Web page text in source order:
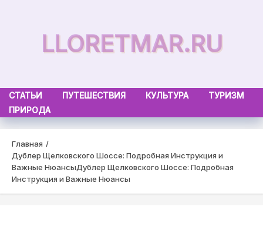
LLORETMAR.RU
СТАТЬИ ПУТЕШЕСТВИЯ КУЛЬТУРА
ТУРИЗМ
ПРИРОДА
Главная
Дублер Щелковского Шоссе: Подробная Инструкция и
Важные НюансыДублер Щелковского Шоссе: Подробная
Инструкция и Важные Нюансы